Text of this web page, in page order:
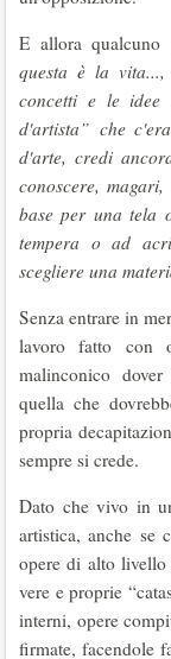
E allora
questa è la
concetti e le idee
d'artista” che
d'arte, credi
conoscere,
base per una tela
tempera o ad
scegliere una
Senza entrare in
lavoro fatto con
malinconico
quella che
propria
sempre si crede.
Dato che vivo in
artistica, anche se
opere di alto
vere e proprie
interni, opere
firmate, facendole